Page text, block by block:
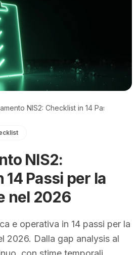
NIS2: Checklist in 14 Passi per la
NIS2:
Passi per la
nel 2026
e operativa in 14 passi per la
2026. Dalla gap analysis al